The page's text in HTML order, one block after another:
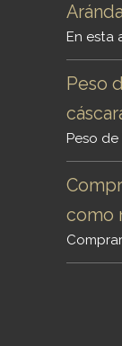
En esta
Peso
Peso
como